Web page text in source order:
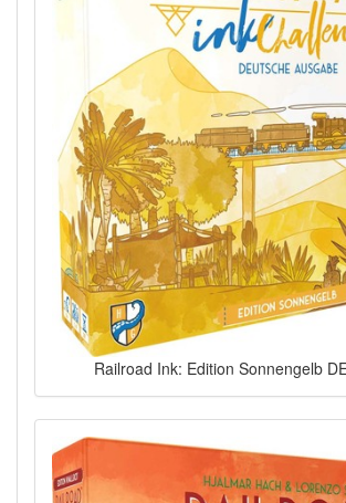
Railroad Ink: Edition Sonnengelb